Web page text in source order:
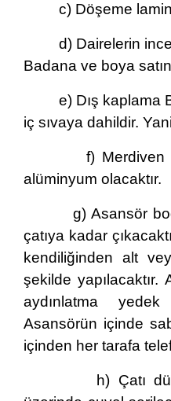
c) Döşeme
d) Dairelerin ince
Badana ve boya
e) Dış kaplama
iç sıvaya dahildir.
f) Merdiven
alüminyum olacaktır.
g) Asansör
çatıya kadar
kendiliğinden alt
şekilde
aydınlatma
Asansörün içinde
içinden her tarafa
h) Çatı düz